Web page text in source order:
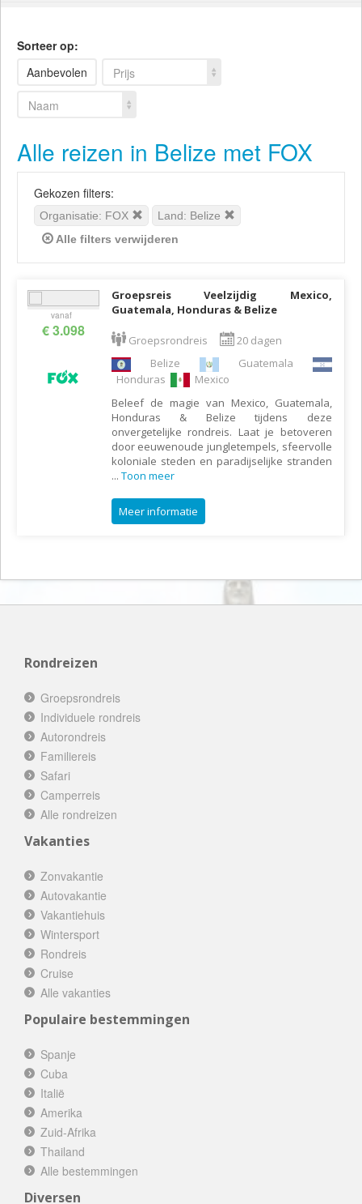
Sorteer op:
Aanbevolen
Prijs
Naam
Alle reizen in Belize met FOX
Gekozen filters:
Organisatie: FOX
Land: Belize
Alle filters verwijderen
vanaf
€ 3.098
Groepsreis Veelzijdig Mexico,
Guatemala, Honduras & Belize
Groepsrondreis
20 dagen
Belize
Guatemala
Honduras
Mexico
Beleef de magie van Mexico, Guatemala,
Honduras & Belize tijdens deze
onvergetelijke rondreis. Laat je betoveren
door eeuwenoude jungletempels, sfeervolle
koloniale steden en paradijselijke stranden
... Toon meer
Meer informatie
Rondreizen
Groepsrondreis
Individuele rondreis
Autorondreis
Familiereis
Safari
Camperreis
Alle rondreizen
Vakanties
Zonvakantie
Autovakantie
Vakantiehuis
Wintersport
Rondreis
Cruise
Alle vakanties
Populaire bestemmingen
Spanje
Cuba
Italië
Amerika
Zuid-Afrika
Thailand
Alle bestemmingen
Diversen